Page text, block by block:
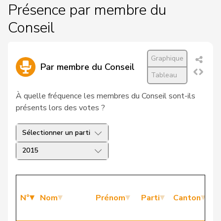
Présence par membre du
Conseil
Par membre du Conseil
Graphique
Tableau
À quelle fréquence les membres du Conseil sont-ils
présents lors des votes ?
Sélectionner un parti
2015
N° Nom Prénom Parti Canton